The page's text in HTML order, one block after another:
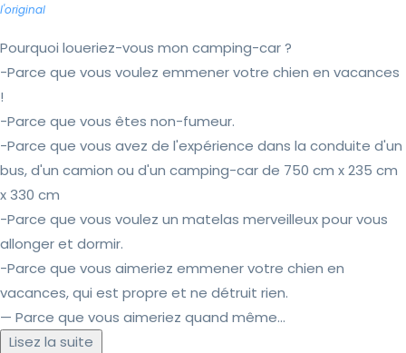
l'original
Pourquoi loueriez-vous mon camping-car ?
-Parce que vous voulez emmener votre chien en vacances
!
-Parce que vous êtes non-fumeur.
-Parce que vous avez de l'expérience dans la conduite d'un
bus, d'un camion ou d'un camping-car de 750 cm x 235 cm
x 330 cm
-Parce que vous voulez un matelas merveilleux pour vous
allonger et dormir.
-Parce que vous aimeriez emmener votre chien en
vacances, qui est propre et ne détruit rien.
— Parce que vous aimeriez quand même...
Lisez la suite